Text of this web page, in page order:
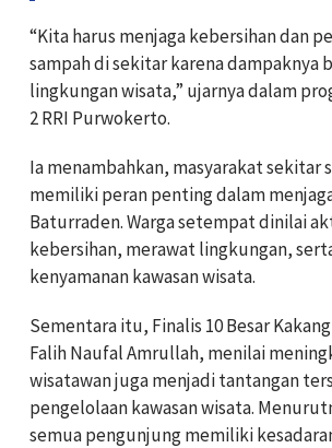
“Kita harus menjaga kebersihan dan
sampah di sekitar karena dampaknya
lingkungan wisata,” ujarnya dalam
2 RRI Purwokerto.
Ia menambahkan, masyarakat sekitar
memiliki peran penting dalam
Baturraden. Warga setempat dinilai
kebersihan, merawat lingkungan,
kenyamanan kawasan wisata.
Sementara itu, Finalis 10 Besar
Falih Naufal Amrullah, menilai
wisatawan juga menjadi tantangan
pengelolaan kawasan wisata.
semua pengunjung memiliki